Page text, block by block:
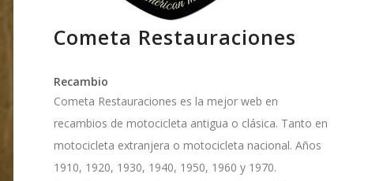
Cometa Restauraciones
Recambio
Cometa Restauraciones es la mejor web en
recambios de motocicleta antigua o clásica. Tanto en
motocicleta extranjera o motocicleta nacional. Años
1910, 1920, 1930, 1940, 1950, 1960 y 1970.